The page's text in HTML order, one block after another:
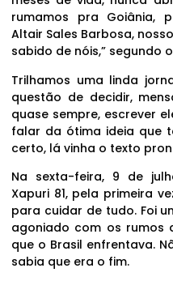
rumamos pra Goiânia,
Altair Sales Barbosa,
sabido de nóis,” segundo
Trilhamos uma linda
questão de decidir,
quase sempre, escrever
falar da ótima ideia que
certo, lá vinha o texto
Na sexta-feira, 9 de
Xapuri 81, pela primeira
para cuidar de tudo. Foi
agoniado com os rumos
que o Brasil enfrentava.
sabia que era o fim.